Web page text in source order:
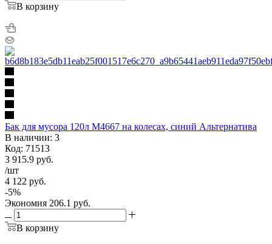
В корзину
Бак для мусора 120л М4667 на колесах, синий Альтернатива
В наличии: 3
Код: 71513
3 915.9 руб.
/шт
4 122 руб.
-5%
Экономия 206.1 руб.
В корзину